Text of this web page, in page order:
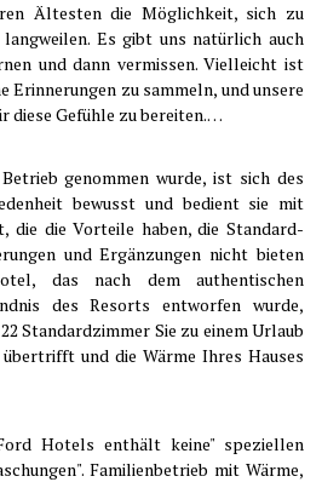
Ältesten die Möglichkeit, sich zu
Es gibt uns natürlich auch
und dann vermissen. Vielleicht ist
Erinnerungen zu sammeln, und unsere
diese Gefühle zu bereiten.…
genommen wurde, ist sich des
bewusst und bedient sie mit
die die Vorteile haben, die Standard-
und Ergänzungen nicht bieten
das nach dem authentischen
des Resorts entworfen wurde,
Standardzimmer Sie zu einem Urlaub
und die Wärme Ihres Hauses
Hotels enthält keine" speziellen
Familienbetrieb mit Wärme,